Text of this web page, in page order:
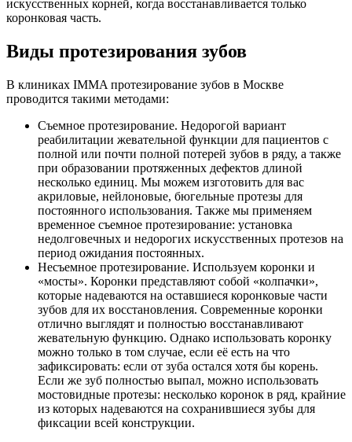
искусственных корней, когда восстанавливается только
коронковая часть.
Виды протезирования зубов
В клиниках IMMA протезирование зубов в Москве
проводится такими методами:
Съемное протезирование. Недорогой вариант
реабилитации жевательной функции для пациентов с
полной или почти полной потерей зубов в ряду, а также
при образовании протяженных дефектов длиной
несколько единиц. Мы можем изготовить для вас
акриловые, нейлоновые, бюгельные протезы для
постоянного использования. Также мы применяем
временное съемное протезирование: установка
недолговечных и недорогих искусственных протезов на
период ожидания постоянных.
Несъемное протезирование. Используем коронки и
«мосты». Коронки представляют собой «колпачки»,
которые надеваются на оставшиеся коронковые части
зубов для их восстановления. Современные коронки
отлично выглядят и полностью восстанавливают
жевательную функцию. Однако использовать коронку
можно только в том случае, если её есть на что
зафиксировать: если от зуба остался хотя бы корень.
Если же зуб полностью выпал, можно использовать
мостовидные протезы: несколько коронок в ряд, крайние
из которых надеваются на сохранившиеся зубы для
фиксации всей конструкции.